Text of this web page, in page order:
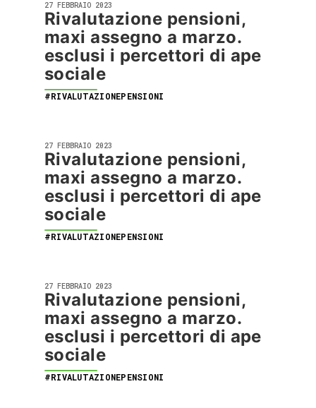
27 FEBBRAIO 2023
Rivalutazione pensioni,
maxi assegno a marzo.
esclusi i percettori di ape
sociale
#RIVALUTAZIONEPENSIONI
27 FEBBRAIO 2023
Rivalutazione pensioni,
maxi assegno a marzo.
esclusi i percettori di ape
sociale
#RIVALUTAZIONEPENSIONI
27 FEBBRAIO 2023
Rivalutazione pensioni,
maxi assegno a marzo.
esclusi i percettori di ape
sociale
#RIVALUTAZIONEPENSIONI